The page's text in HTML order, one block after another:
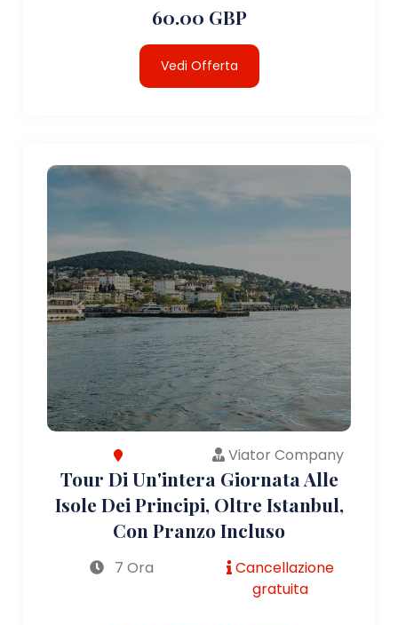
60.00 GBP
Vedi Offerta
Viator Company
Tour Di Un'intera Giornata Alle
Isole Dei Principi, Oltre Istanbul,
Con Pranzo Incluso
7 Ora
Cancellazione
gratuita